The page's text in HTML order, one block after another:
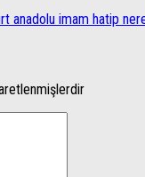
anadolu imam hatip